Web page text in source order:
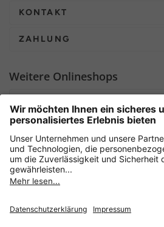
KONTAKT
ZAHLUNG
Weitere Onlineshops
Sicher einkaufen mit